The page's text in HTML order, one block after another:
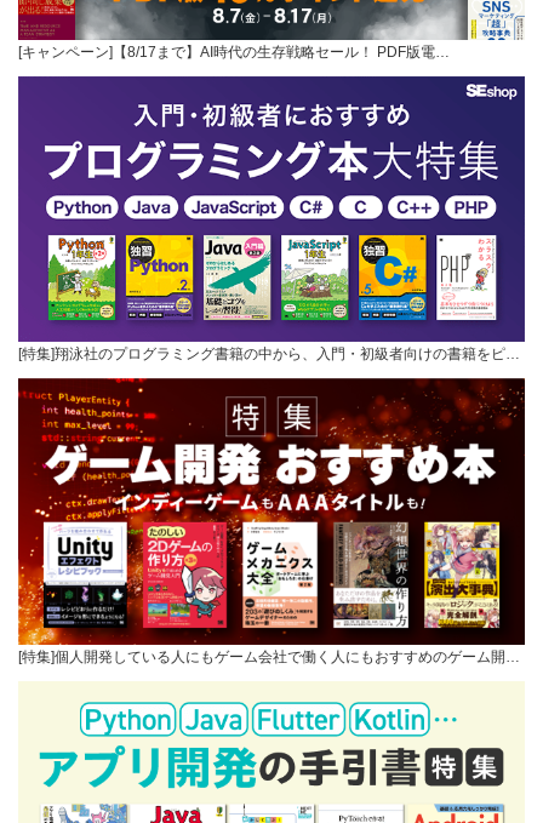
[キャンペーン]【8/17まで】AI時代の生存戦略セール！ PDF版電…
[特集]翔泳社のプログラミング書籍の中から、入門・初級者向けの書籍をピ…
[特集]個人開発している人にもゲーム会社で働く人にもおすすめのゲーム開…